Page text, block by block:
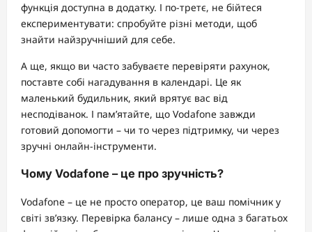
функція доступна в додатку. І по-третє, не бійтеся
експериментувати: спробуйте різні методи, щоб
знайти найзручніший для себе.
А ще, якщо ви часто забуваєте перевіряти рахунок,
поставте собі нагадування в календарі. Це як
маленький будильник, який врятує вас від
несподіванок. І пам’ятайте, що Vodafone завжди
готовий допомогти – чи то через підтримку, чи через
зручні онлайн-інструменти.
Чому Vodafone – це про зручність?
Vodafone – це не просто оператор, це ваш помічник у
світі зв’язку. Перевірка балансу – лише одна з багатьох